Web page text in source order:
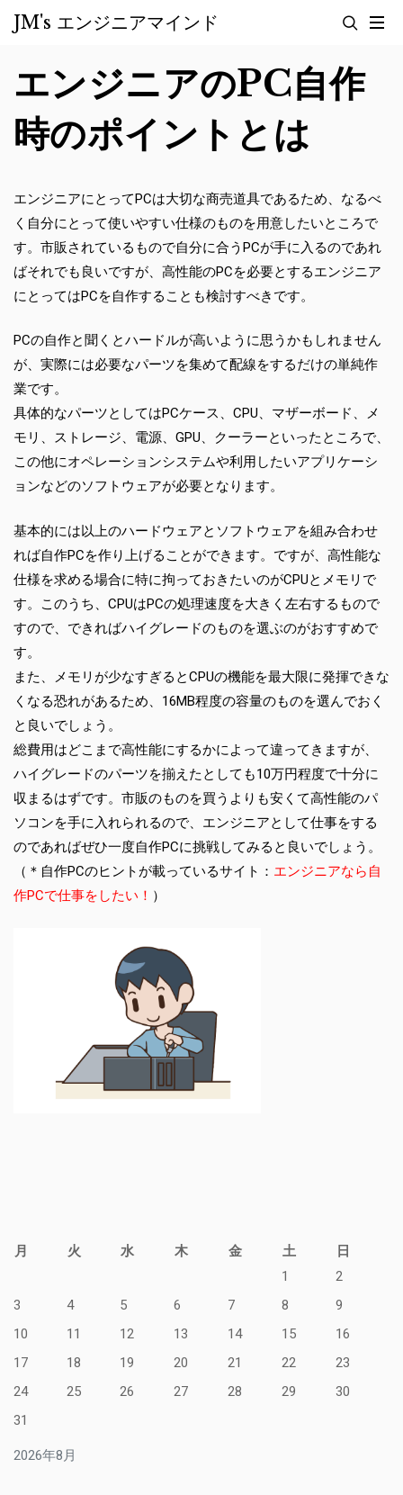
JM's エンジニアマインド
エンジニアのPC自作
時のポイントとは
エンジニアにとってPCは大切な商売道具であるため、なるべ
く自分にとって使いやすい仕様のものを用意したいところで
す。市販されているもので自分に合うPCが手に入るのであれ
ばそれでも良いですが、高性能のPCを必要とするエンジニア
にとってはPCを自作することも検討すべきです。
PCの自作と聞くとハードルが高いように思うかもしれません
が、実際には必要なパーツを集めて配線をするだけの単純作
業です。
具体的なパーツとしてはPCケース、CPU、マザーボード、メ
モリ、ストレージ、電源、GPU、クーラーといったところで、
この他にオペレーションシステムや利用したいアプリケーシ
ョンなどのソフトウェアが必要となります。
基本的には以上のハードウェアとソフトウェアを組み合わせ
れば自作PCを作り上げることができます。ですが、高性能な
仕様を求める場合に特に拘っておきたいのがCPUとメモリで
す。このうち、CPUはPCの処理速度を大きく左右するもので
すので、できればハイグレードのものを選ぶのがおすすめで
す。
また、メモリが少なすぎるとCPUの機能を最大限に発揮できな
くなる恐れがあるため、16MB程度の容量のものを選んでおく
と良いでしょう。
総費用はどこまで高性能にするかによって違ってきますが、
ハイグレードのパーツを揃えたとしても10万円程度で十分に
収まるはずです。市販のものを買うよりも安くて高性能のパ
ソコンを手に入れられるので、エンジニアとして仕事をする
のであればぜひ一度自作PCに挑戦してみると良いでしょう。
（＊自作PCのヒントが載っているサイト： エンジニアなら自
作PCで仕事をしたい！ ）
2026年8月
月 火 水 木 金 土
日
1
2
3
4 5 6 7 8
9
10
11 12 13 14 15
16
17
18 19 20 21 22
23
24
25 26 27 28 29
30
31